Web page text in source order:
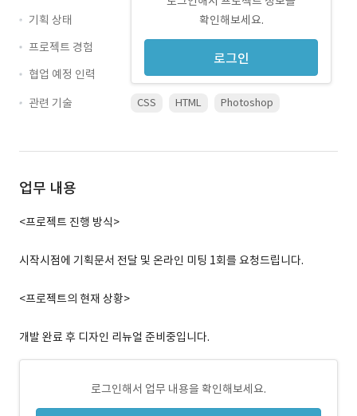
확인해보세요.
로그인
기획 상태
프로젝트 경험
협업 예정 인력
관련 기술
CSS HTML Photoshop
업무 내용
<프로젝트 진행 방식>
시작시점에 기획문서 전달 및 온라인 미팅 1회를 요청드립니다.
<프로젝트의 현재 상황>
개발 완료 후 디자인 리뉴얼 준비중입니다.
로그인해서 업무 내용을 확인해보세요.